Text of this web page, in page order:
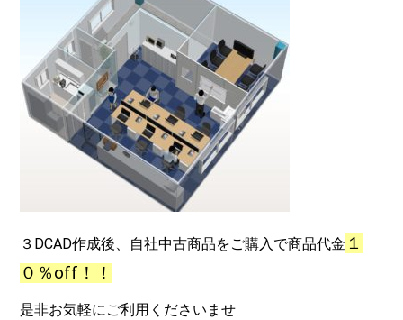
３DCAD作成後、自社中古商品をご購入で商品代金 １
０％off！！
是非お気軽にご利用くださいませ